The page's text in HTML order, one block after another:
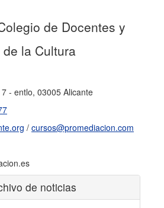
de Docentes y
la Cultura
- entlo, 03005 Alicante
/ cursos@promediacion.com
de noticias